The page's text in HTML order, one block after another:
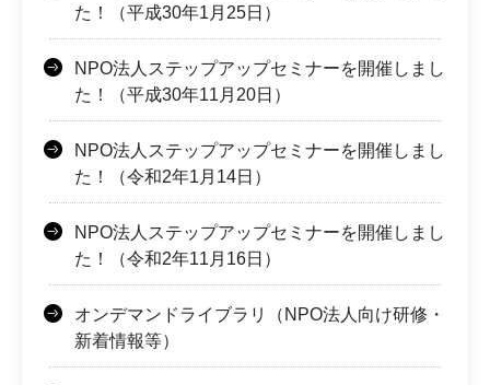
た！（平成30年1月25日）
NPO法人ステップアップセミナーを開催しまし
た！（平成30年11月20日）
NPO法人ステップアップセミナーを開催しまし
た！（令和2年1月14日）
NPO法人ステップアップセミナーを開催しまし
た！（令和2年11月16日）
オンデマンドライブラリ（NPO法人向け研修・
新着情報等）